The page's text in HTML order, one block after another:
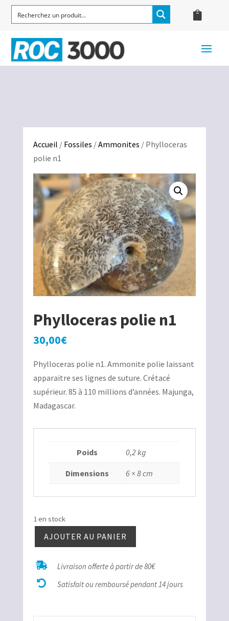
Accueil / Fossiles /Ammonites / Phylloceras
polie n1
Phylloceras polie n1
30,00€
Phylloceras polie n1. Ammonite polie laissant
apparaitre ses lignes de suture. Crétacé
supérieur. 85 à 110 millions d’années. Majunga,
Madagascar.
Poids 0,2 kg
Dimensions 6 × 8 cm
1 en stock
quantité
Phylloceras
polie
AJOUTER AU PANIER
 Livraison offerte à partir de 80€
 Satisfait ou remboursé pendant 14 jours